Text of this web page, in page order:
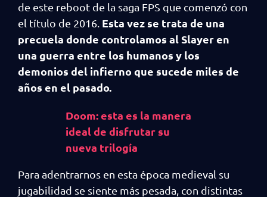
de este reboot de la saga FPS que comenzó con
el título de 2016. Esta vez se trata de una
precuela donde controlamos al Slayer en
una guerra entre los humanos y los
demonios del infierno que sucede miles de
años en el pasado.
Doom: esta es la manera
ideal de disfrutar su
nueva trilogía
Para adentrarnos en esta época medieval su
jugabilidad se siente más pesada, con distintas